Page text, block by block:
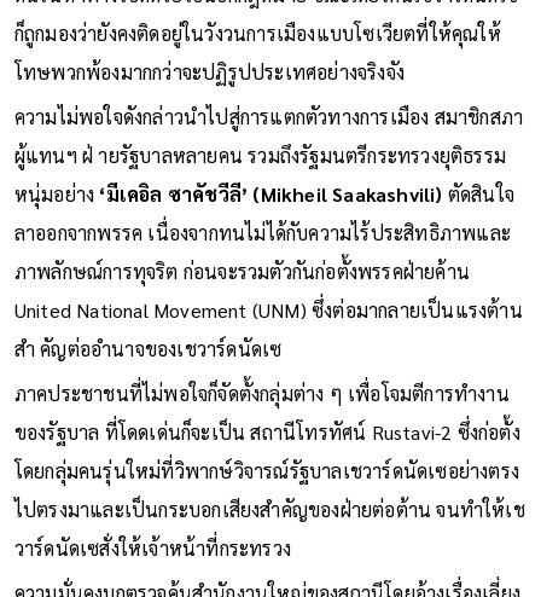
ก็ถูกมองว่ายังคงติดอยู่ในวังวนการเมืองแบบโซเวียตที่ให้คุณให้
โทษพวกพ้องมากกว่าจะปฏิรูปประเทศอย่างจริงจัง
ความไม่พอใจดังกล่าวนำไปสู่การแตกตัวทางการเมือง สมาชิกสภา
ผู้แทนฯ ฝ่ ายรัฐบาลหลายคน รวมถึงรัฐมนตรีกระทรวงยุติธรรม
หนุ่มอย่าง ‘มีเคอิล ซาคัชวีลี’ (Mikheil Saakashvili) ตัดสินใจ
ลาออกจากพรรค เนื่องจากทนไม่ได้กับความไร้ประสิทธิภาพและ
ภาพลักษณ์การทุจริต ก่อนจะรวมตัวกันก่อตั้งพรรคฝ่ายค้าน
United National Movement (UNM) ซึ่งต่อมากลายเป็นแรงต้าน
สำ คัญต่ออำนาจของเชวาร์ดนัดเซ
ภาคประชาชนที่ไม่พอใจก็จัดตั้งกลุ่มต่าง ๆ เพื่อโจมตีการทำงาน
ของรัฐบาล ที่โดดเด่นก็จะเป็น สถานีโทรทัศน์ Rustavi-2 ซึ่งก่อตั้ง
โดยกลุ่มคนรุ่นใหม่ที่วิพากษ์วิจารณ์รัฐบาลเชวาร์ดนัดเซอย่างตรง
ไปตรงมาและเป็นกระบอกเสียงสำคัญของฝ่ายต่อต้าน จนทำให้เช
วาร์ดนัดเซสั่งให้เจ้าหน้าที่กระทรวง